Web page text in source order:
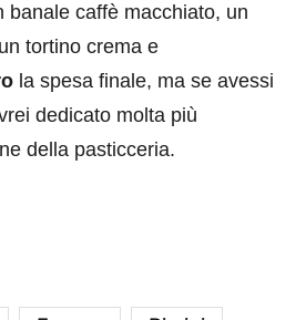
banale caffè macchiato, un
tortino crema e
la spesa finale, ma se avessi
dedicato molta più
della pasticceria.